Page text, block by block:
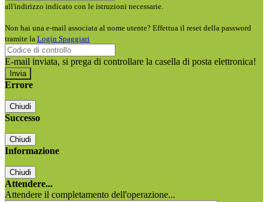
all'indirizzo indicato con le istruzioni necessarie.
Non hai una e-mail associata al nome utente? Effettua il reset della password
tramite la Login Spaggiari
E-mail inviata, si prega di controllare la casella di posta elettronica!
Errore
Chiudi
Successo
Chiudi
Informazione
Chiudi
Attendere...
Attendere il completamento dell'operazione...